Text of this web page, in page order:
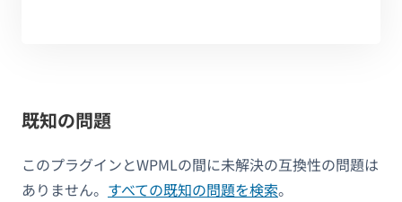
既知の問題
このプラグインとWPMLの間に未解決の互換性の問題は
ありません。 すべての既知の問題を検索。